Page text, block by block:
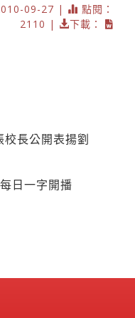
09-27 |
點閱：
2110 |
下載：
長公開表揚劉
日一字開播